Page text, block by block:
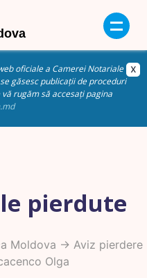
oficiale a Camerei Notariale
găsesc publicații de proceduri
rugăm să accesați pagina
pierdute
Moldova -> Aviz pierdere
Olga